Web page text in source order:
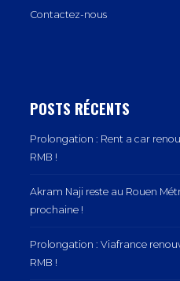
Contactez-nous
POSTS RÉCENTS
Prolongation : Rent a car
RMB !
Akram Naji reste au Rouen
prochaine !
Prolongation : Viafrance
RMB !